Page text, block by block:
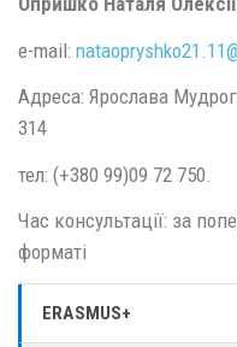
e-mail:
Адреса: Ярослава
314
тел: (+380 99)09 72 750.
Час консультації: за
форматі
ERASMUS+